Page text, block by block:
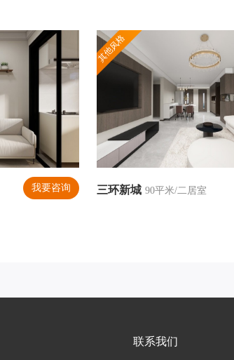
我要咨询
其他风格
三环新城 90平米/二居室
联系我们